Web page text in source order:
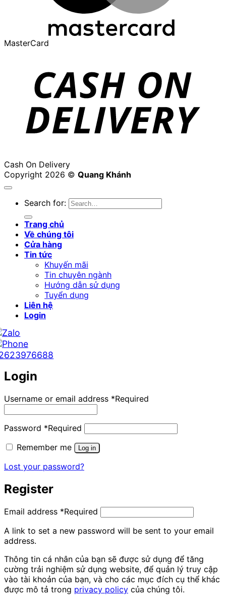
MasterCard
Cash On Delivery
Copyright 2026 © Quang Khánh
Search for:
Trang chủ
Về chúng tôi
Cửa hàng
Tin tức
Khuyến mãi
Tin chuyên ngành
Hướng dẫn sử dụng
Tuyển dụng
Liên hệ
Login
Login
Username or email address *Required
Password *Required
Remember me
Log in
Lost your password?
Register
Email address *Required
A link to set a new password will be sent to your email
address.
Thông tin cá nhân của bạn sẽ được sử dụng để tăng
cường trải nghiệm sử dụng website, để quản lý truy cập
vào tài khoản của bạn, và cho các mục đích cụ thể khác
được mô tả trong privacy policy của chúng tôi.